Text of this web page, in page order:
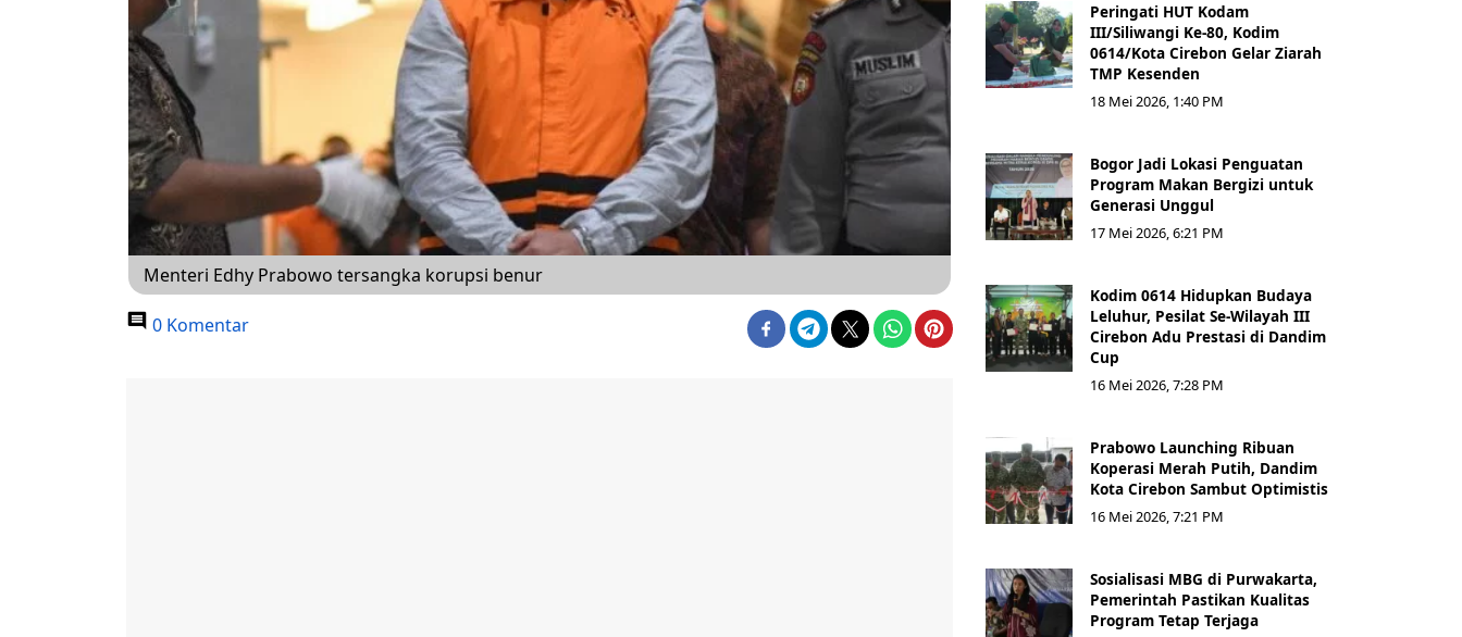
Menteri Edhy Prabowo tersangka korupsi benur
0 Komentar
Peringati HUT Kodam
III/Siliwangi Ke-80, Kodim
0614/Kota Cirebon Gelar Ziarah
TMP Kesenden
18 Mei 2026, 1:40 PM
Bogor Jadi Lokasi Penguatan
Program Makan Bergizi untuk
Generasi Unggul
17 Mei 2026, 6:21 PM
Kodim 0614 Hidupkan Budaya
Leluhur, Pesilat Se-Wilayah III
Cirebon Adu Prestasi di Dandim
Cup
16 Mei 2026, 7:28 PM
Prabowo Launching Ribuan
Koperasi Merah Putih, Dandim
Kota Cirebon Sambut Optimistis
16 Mei 2026, 7:21 PM
Sosialisasi MBG di Purwakarta,
Pemerintah Pastikan Kualitas
Program Tetap Terjaga